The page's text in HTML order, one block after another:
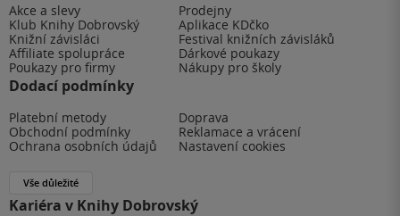
Akce a slevy
Prodejny
Klub Knihy Dobrovský
Aplikace KDčko
Knižní závisláci
Festival knižních závisláků
Affiliate spolupráce
Dárkové poukazy
Poukazy pro firmy
Nákupy pro školy
Dodací podmínky
Platební metody
Doprava
Obchodní podmínky
Reklamace a vrácení
Ochrana osobních údajů
Nastavení cookies
Vše důležité
Kariéra v Knihy Dobrovský